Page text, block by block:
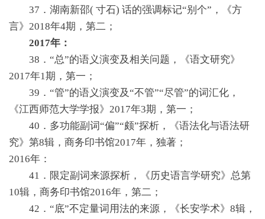
37．湖南新邵( 寸石) 话的强调标记“别个”，《方
言》2018年4期，第二；
2017年：
38．“总”的语义演变及相关问题，《语文研究》
2017年1期，第一；
39．“管”的语义演变及“不管”“尽管”的词汇化，
《江西师范大学学报》2017年3期，第一；
40．多功能副词“偏”“颇”探析，《语法化与语法研
究》第8辑，商务印书馆2017年，独著；
2016年：
41．限定副词来源探析，《历史语言学研究》总第
10辑，商务印书馆2016年，第二；
42．“底”不定量词用法的来源，《长安学术》8辑，